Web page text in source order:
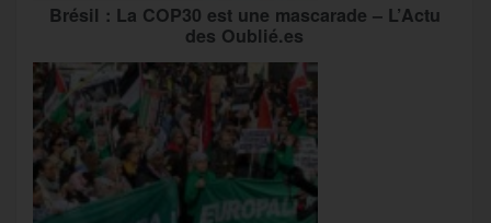
Brésil : La COP30 est une mascarade – L’Actu
des Oublié.es